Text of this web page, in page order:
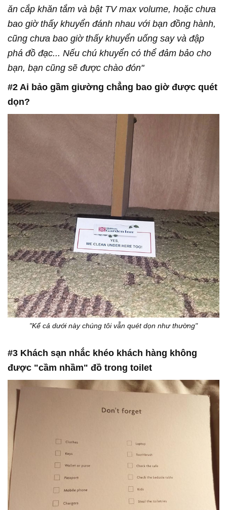
ăn cắp khăn tắm và bật TV max volume, hoặc chưa
bao giờ thấy khuyển đánh nhau với bạn đồng hành,
cũng chưa bao giờ thấy khuyển uống say và đập
phá đồ đạc... Nếu chú khuyển có thể đảm bảo cho
bạn, bạn cũng sẽ được chào đón"
#2 Ai bảo gầm giường chẳng bao giờ được quét
dọn?
"Kể cả dưới này chúng tôi vẫn quét dọn như thường"
#3 Khách sạn nhắc khéo khách hàng không
được "cầm nhầm" đồ trong toilet